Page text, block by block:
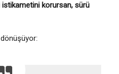
istikametini korursan, sürü